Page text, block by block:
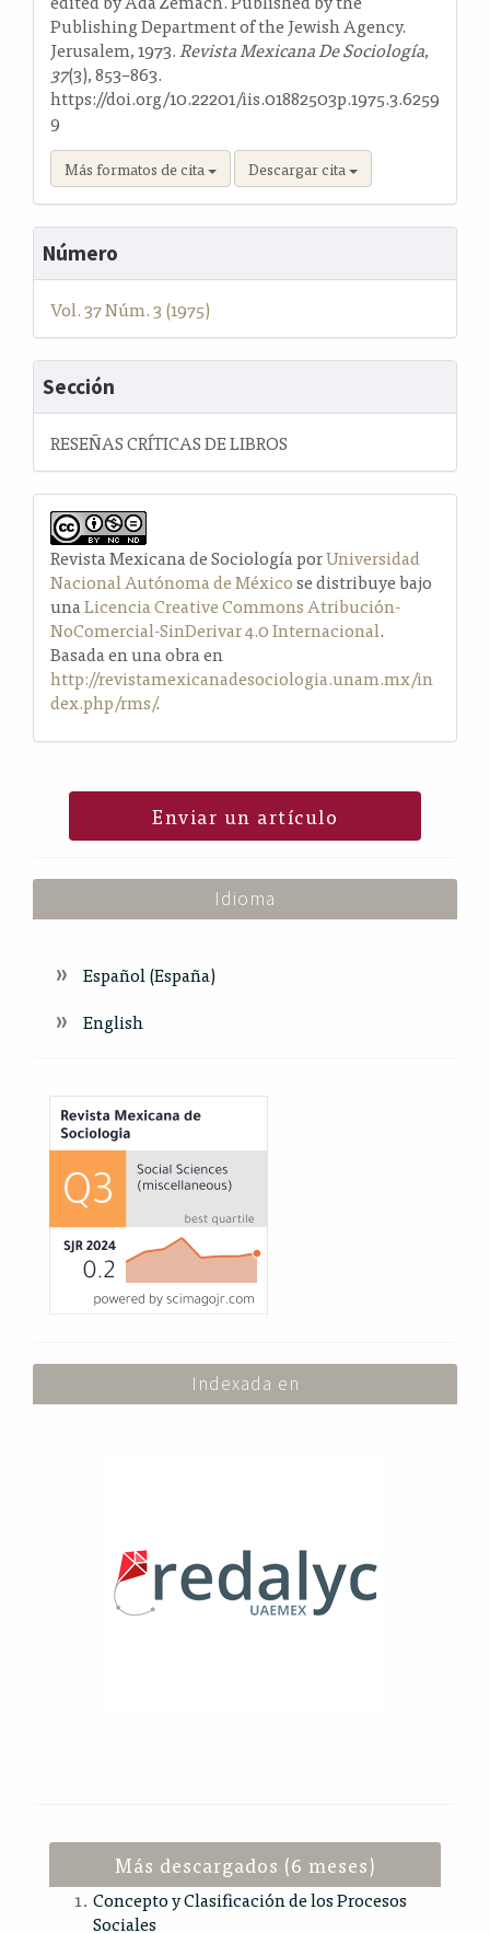
Publishing Department of the Jewish Agency.
Jerusalem, 1973.Revista Mexicana De Sociología,
37(3), 853–863.
https://doi.org/10.22201/iis.01882503p.1975.3.6259
9
Más formatos de cita Descargar cita
Número
Vol. 37 Núm. 3 (1975)
Sección
RESEÑAS CRÍTICAS DE LIBROS
Revista Mexicana de Sociología porUniversidad
Nacional Autónoma de Méxicose distribuye bajo
unaLicencia Creative Commons Atribución-
NoComercial-SinDerivar 4.0 Internacional.
Basada en una obra en
http://revistamexicanadesociologia.unam.mx/in
dex.php/rms/.
Enviar un artículo
Idioma
Español (España)
English
Index
Indexada en
Más descargados (6 meses)
Concepto y Clasificación de los Procesos
Sociales